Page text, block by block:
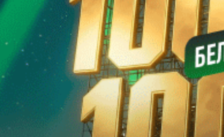
Вход
Использовать форму
Забыли пароль?
Регистрация
Использовать форму для регистрации Использовать форму